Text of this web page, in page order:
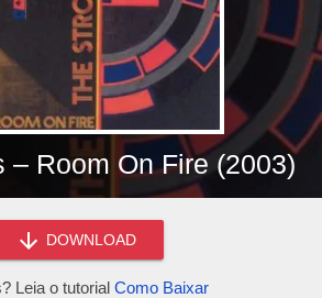
– Room On Fire (2003)
DOWNLOAD
Leia o tutorial Como Baixar